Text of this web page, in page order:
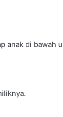
anak di bawah